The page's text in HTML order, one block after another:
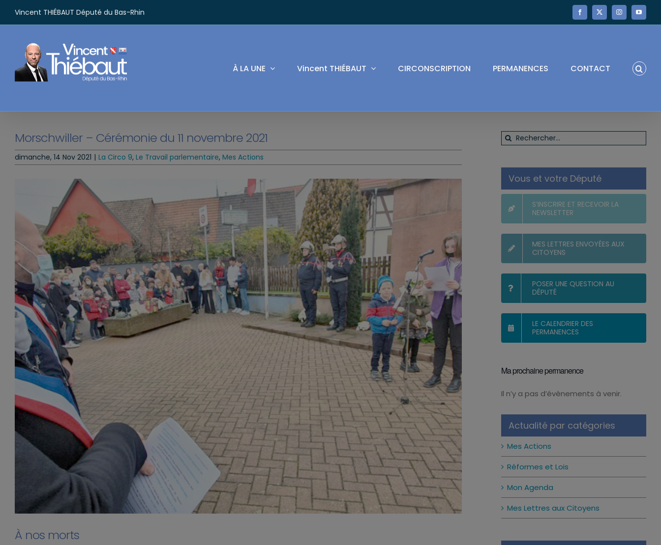
contenu
Vincent THIÉBAUT Député du Bas-Rhin Facebook
X InstagramYouTube
À LA UNE Vincent THIÉBAUT CIRCONSCRIPTION PERMANENCES CONTACT
Morschwiller – Cérémonie du 11 novembre 2021
dimanche, 14 Nov 2021 | La Circo 9, Le Travail parlementaire, Mes Actions
À nos morts
Rechercher:
Vous et votre Député
S’INSCRIRE ET RECEVOIR LA
NEWSLETTER
MES LETTRES ENVOYÉES AUX
CITOYENS
POSER UNE QUESTION AU
DÉPUTÉ
LE CALENDRIER DES
PERMANENCES
Ma prochaine permanence
Notice
Il n’y a pas d’évènements à venir.
Actualité par catégories
Mes Actions
Réformes et Lois
Mon Agenda
Mes Lettres aux Citoyens